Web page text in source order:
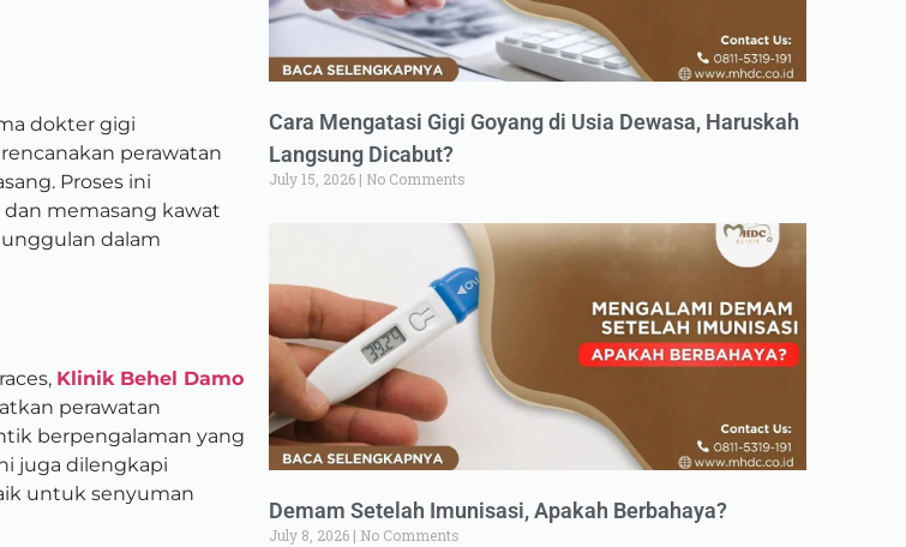
dokter gigi
perawatan
Proses ini
memasang kawat
dalam
Klinik Behel Damo
perawatan
berpengalaman yang
juga dilengkapi
untuk senyuman
Cara Mengatasi Gigi Goyang di Usia Dewasa, Haruskah
Langsung Dicabut?
July 15, 2026 No Comments
Demam Setelah Imunisasi, Apakah Berbahaya?
July 8, 2026 No Comments